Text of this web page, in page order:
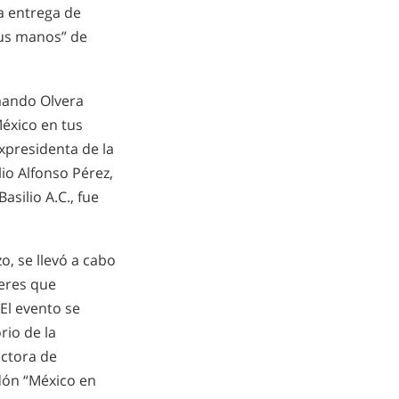
entrega de
manos” de
Olvera
en tus
de la
Alfonso Pérez,
A.C., fue
se llevó a cabo
que
evento se
de la
de
“México en